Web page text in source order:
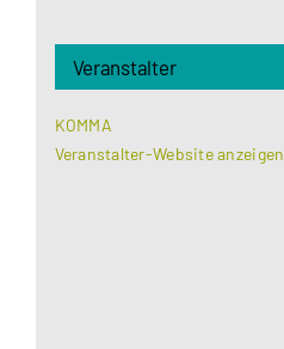
Veranstalter
KOMMA
Veranstalter-Website anzeigen